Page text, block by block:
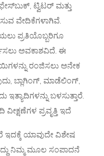
ಟ್ವಿಟರ್ ಮತ್ತು
ವೇದಿಕೆಗಳಾಗಿವೆ.
ಪ್ರತಿಯೊಬ್ಬರಿಗೂ
ಅವಕಾಶವಿದೆ. ಈ
ರಂಜಿಸಲು ಅನೇಕ
ಬ್ಲಾಗಿಂಗ್, ಮಾಡೆಲಿಂಗ್,
ಬಳಸುತ್ತಾರೆ.
ಪ್ರವೃತ್ತಿ ಇದೆ
ಇದಕ್ಕೆ ಯಾವುದೇ ವಿಶೇಷ
ನಿಮ್ಮ ಮೂಲ ಸಂಪಾದನೆ